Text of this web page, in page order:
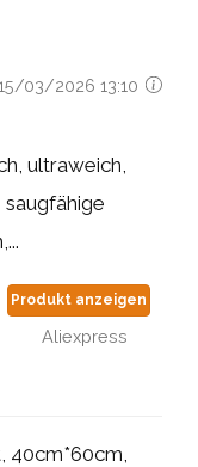
03/2026 13:10
ultraweich,
saugfähige
Produkt anzeigen
Aliexpress